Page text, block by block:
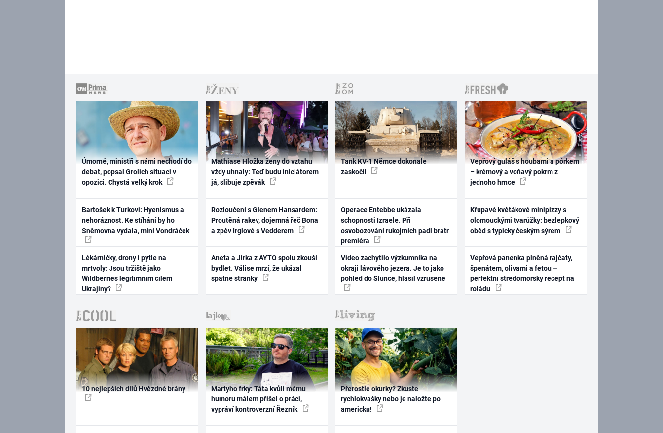
Úmorné, ministři s námi nechodí do
debat, popsal Grolich situaci v
opozici. Chystá velký krok
Bartošek k Turkovi: Hyenismus a
nehoráznost. Ke stíhání by ho
Sněmovna vydala, míní Vondráček
Lékárničky, drony i pytle na
mrtvoly: Jsou tržiště jako
Wildberries legitimním cílem
Ukrajiny?
Mathiase Hložka ženy do vztahu
vždy uhnaly: Teď budu iniciátorem
já, slibuje zpěvák
Rozloučení s Glenem Hansardem:
Proutěná rakev, dojemná řeč Bona
a zpěv Irglové s Vedderem
Aneta a Jirka z AYTO spolu zkouší
bydlet. Válise mrzí, že ukázal
špatné stránky
Tank KV-1 Němce dokonale
zaskočil
Operace Entebbe ukázala
schopnosti Izraele. Při
osvobozování rukojmích padl bratr
premiéra
Video zachytilo výzkumníka na
okraji lávového jezera. Je to jako
pohled do Slunce, hlásil vzrušeně
Vepřový guláš s houbami a pórkem
– krémový a voňavý pokrm z
jednoho hrnce
Křupavé květákové minipizzy s
olomouckými tvarůžky: bezlepkový
oběd s typicky českým sýrem
Vepřová panenka plněná rajčaty,
špenátem, olivami a fetou –
perfektní středomořský recept na
roládu
10 nejlepších dílů Hvězdné brány
Martyho frky: Táta kvůli mému
humoru málem přišel o práci,
vypráví kontroverzní Řezník
Přerostlé okurky? Zkuste
rychlokvašky nebo je naložte po
americku!